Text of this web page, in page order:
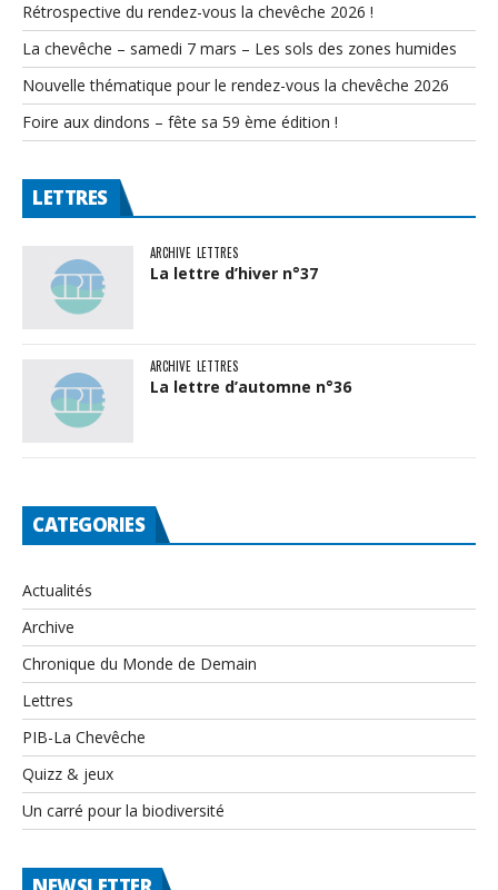
Rétrospective du rendez-vous la chevêche 2026 !
La chevêche – samedi 7 mars – Les sols des zones humides
Nouvelle thématique pour le rendez-vous la chevêche 2026
Foire aux dindons – fête sa 59 ème édition !
LETTRES
ARCHIVE LETTRES
La lettre d’hiver n°37
ARCHIVE LETTRES
La lettre d’automne n°36
CATEGORIES
Actualités
Archive
Chronique du Monde de Demain
Lettres
PIB-La Chevêche
Quizz & jeux
Un carré pour la biodiversité